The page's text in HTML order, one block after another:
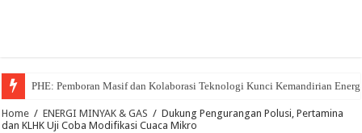
PHE: Pemboran Masif dan Kolaborasi Teknologi Kunci Kemandirian
Pertamina Drilling Raih Penghargaan CSR Award 2026
Home / ENERGI MINYAK & GAS / Dukung Pengurangan Polusi, Pertamina
dan KLHK Uji Coba Modifikasi Cuaca Mikro